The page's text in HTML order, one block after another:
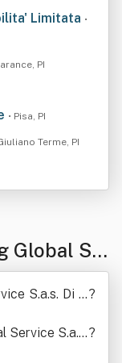
Limitata •
PI
• Pisa, PI
Terme, PI
Global Se
&
S.a.s. Di G?
Service S.a.s.?